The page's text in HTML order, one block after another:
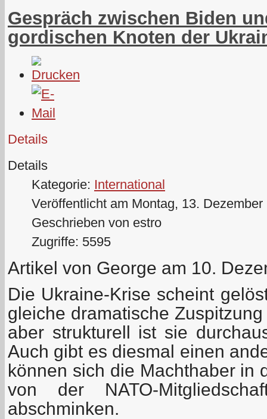
Gespräch zwischen Biden
gordischen Knoten der
Details
Details
Kategorie: International
Veröffentlicht am Montag, 13. Dezember
Geschrieben von estro
Zugriffe: 5595
Artikel von George am 10.
Die Ukraine-Krise scheint
gleiche dramatische
aber strukturell ist sie
Auch gibt es diesmal einen
können sich die Machthaber in
von der NATO-
abschminken.